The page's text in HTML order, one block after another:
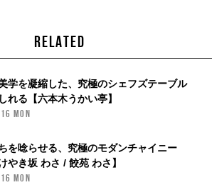
RELATED
学を凝縮した、究極のシェフズテーブル
れる【六本木うかい亭】
MON
を唸らせる、究極のモダンチャイニー
やき坂 わさ / 餃苑 わさ】
MON